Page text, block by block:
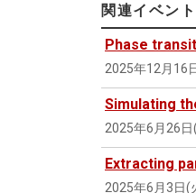
関連イベント
Phase
2025年12月16
Simulating
2025年6月26
Extracting
2025年6月3日(